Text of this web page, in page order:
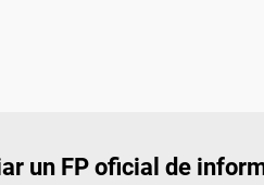
un FP oficial de